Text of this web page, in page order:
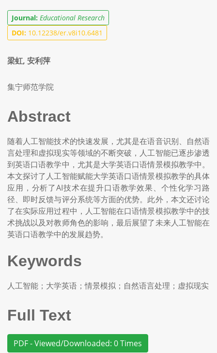
Journal: Educational Research
DOI: 10.12238/er.v8i10.6481
梁虹, 安利萍
集宁师范学院
Abstract
随着人工智能技术的快速发展，尤其是在语音识别、自然语
言处理和虚拟现实等领域的不断突破，人工智能已逐步渗透
到英语口语教学中，尤其是大学英语口语情景模拟教学中。
本文探讨了人工智能赋能大学英语口语情景模拟教学的具体
应用，分析了AI技术在提升口语教学效果、个性化学习路
径、即时反馈与评分系统等方面的优势。此外，本文还讨论
了在实际应用过程中，人工智能在口语情景模拟教学中的技
术挑战以及对教师角色的影响，最后展望了未来人工智能在
英语口语教学中的发展趋势。
Keywords
人工智能；大学英语；情景模拟；自然语言处理；虚拟现实
Full Text
PDF - Viewed/Downloaded: 0 Times